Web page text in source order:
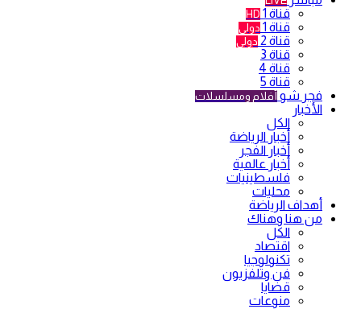
قناة 1 HD
قناة 1 دولي
قناة 2 دولي
قناة 3
قناة 4
قناة 5
فجر شو أفلام ومسلسلات
الأخبار
الكل
أخبار الرياضة
أخبار الفجر
أخبار عالمية
فلسطينيات
محليات
أهداف الرياضة
من هنا وهناك
الكل
اقتصاد
تكنولوجيا
فن وتلفزيون
قضايا
منوعات